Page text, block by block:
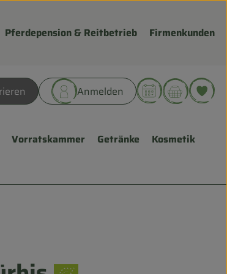
Pferdepension & Reitbetrieb Firmenkunden
Anmelden
Vorratskammer Getränke Kosmetik